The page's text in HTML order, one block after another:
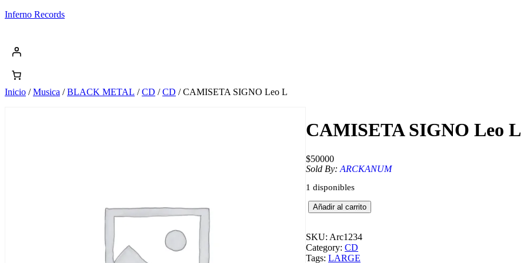
Saltar
Inferno Records
Inicio /Musica /BLACK METAL /CD /CD / CAMISETA SIGNO Leo L
CAMISETA SIGNO Leo L
$50000
Sold By: ARCKANUM
1 disponibles
C
A
I
S
E
Añadir al carrito
SKU: Arc1234
Category: CD
Tags: LARGE